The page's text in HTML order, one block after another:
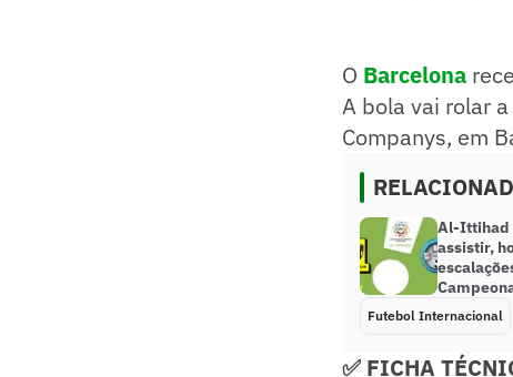
O Barcelona
A bola vai rolar
Companys, em
Al-Ittihad
assistir,
Futebol Internacional
✅ FICHA